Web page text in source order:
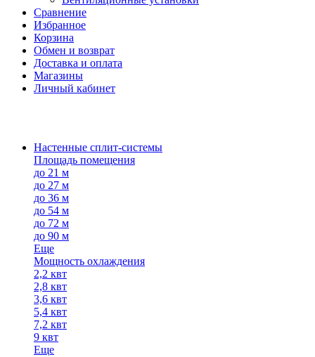
Сравнение
Избранное
Корзина
Обмен и возврат
Доставка и оплата
Магазины
Личный кабинет
Настенные сплит-системы
Площадь помещения
до 21 м
до 27 м
до 36 м
до 54 м
до 72 м
до 90 м
Еще
Мощность охлаждения
2,2 квт
2,8 квт
3,6 квт
5,4 квт
7,2 квт
9 квт
Еще